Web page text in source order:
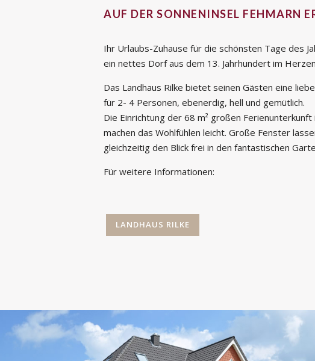
AUF DER SONNENINSEL FEHMARN
Ihr Urlaubs-Zuhause für die schönsten Tage des
ein nettes Dorf aus dem 13. Jahrhundert im
Das Landhaus Rilke bietet seinen Gästen eine
für 2- 4 Personen, ebenerdig, hell und gemütlich.
Die Einrichtung der 68 m² großen
machen das Wohlfühlen leicht. Große Fenster
gleichzeitig den Blick frei in den fantastischen
Für weitere Informationen:
LANDHAUS RILKE